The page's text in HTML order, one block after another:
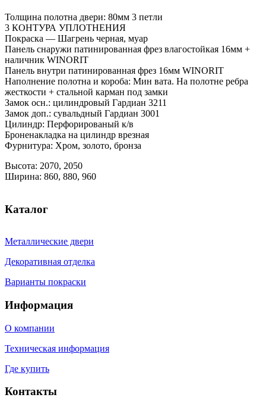
Толщина полотна двери: 80мм 3 петли
3 КОНТУРА УПЛОТНЕНИЯ
Покраска — Шагрень черная, муар
Панель снаружи патинированная фрез влагостойкая 16мм +
наличник WINORIT
Панель внутри патинированная фрез 16мм WINORIT
Наполнение полотна и короба: Мин вата. На полотне ребра
жесткости + стальной карман под замки
Замок осн.: цилиндровый Гардиан 3211
Замок доп.: сувальдный Гардиан 3001
Цилиндр: Перфорированый к/в
Броненакладка на цилиндр врезная
Фурнитура: Хром, золото, бронза
Высота: 2070, 2050
Ширина: 860, 880, 960
Каталог
Металлические двери
Декоративная отделка
Варианты покраски
Информация
О компании
Техническая информация
Где купить
Контакты